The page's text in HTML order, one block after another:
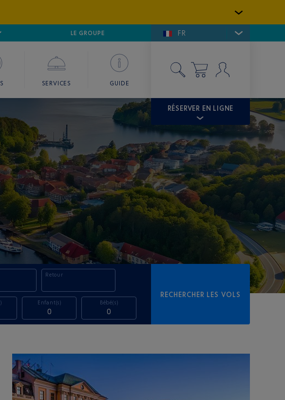
GOLFE DE SAINT-TROPEZ
LE GROUPE FR
SERVICES GUIDE
RÉSERVER EN LIGNE
Retour
Enfant(s)
0
Bébé(s)
0
RECHERCHER LES VOLS